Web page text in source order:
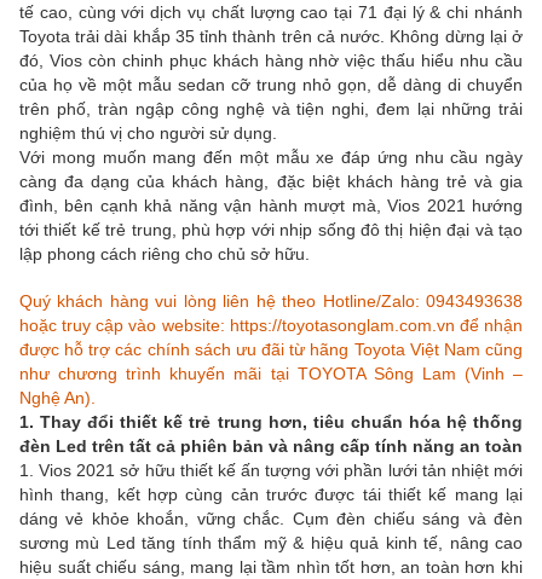
tế cao, cùng với dịch vụ chất lượng cao tại 71 đại lý & chi nhánh
Toyota trải dài khắp 35 tỉnh thành trên cả nước. Không dừng lại ở
đó, Vios còn chinh phục khách hàng nhờ việc thấu hiểu nhu cầu
của họ về một mẫu sedan cỡ trung nhỏ gọn, dễ dàng di chuyển
trên phố, tràn ngập công nghệ và tiện nghi, đem lại những trải
nghiệm thú vị cho người sử dụng.
Với mong muốn mang đến một mẫu xe đáp ứng nhu cầu ngày
càng đa dạng của khách hàng, đặc biệt khách hàng trẻ và gia
đình, bên cạnh khả năng vận hành mượt mà, Vios 2021 hướng
tới thiết kế trẻ trung, phù hợp với nhịp sống đô thị hiện đại và tạo
lập phong cách riêng cho chủ sở hữu.
Quý khách hàng vui lòng liên hệ theo Hotline/Zalo: 0943493638
hoặc truy cập vào website: https://toyotasonglam.com.vn để nhận
được hỗ trợ các chính sách ưu đãi từ hãng Toyota Việt Nam cũng
như chương trình khuyến mãi tại TOYOTA Sông Lam (Vinh –
Nghệ An).
1. Thay đổi thiết kế trẻ trung hơn, tiêu chuẩn hóa hệ thống
đèn Led trên tất cả phiên bản và nâng cấp tính năng an toàn
1. Vios 2021 sở hữu thiết kế ấn tượng với phần lưới tản nhiệt mới
hình thang, kết hợp cùng cản trước được tái thiết kế mang lại
dáng vẻ khỏe khoắn, vững chắc. Cụm đèn chiếu sáng và đèn
sương mù Led tăng tính thẩm mỹ & hiệu quả kinh tế, nâng cao
hiệu suất chiếu sáng, mang lại tầm nhìn tốt hơn, an toàn hơn khi